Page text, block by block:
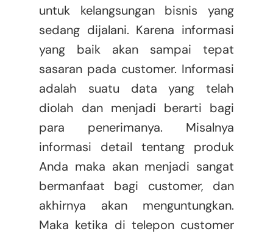
untuk kelangsungan bisnis yang
sedang dijalani. Karena informasi
yang baik akan sampai tepat
sasaran pada customer. Informasi
adalah suatu data yang telah
diolah dan menjadi berarti bagi
para penerimanya. Misalnya
informasi detail tentang produk
Anda maka akan menjadi sangat
bermanfaat bagi customer, dan
akhirnya akan menguntungkan.
Maka ketika di telepon customer